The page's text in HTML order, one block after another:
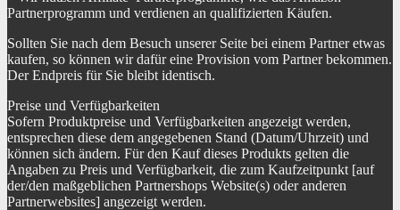
Partnerprogramm und verdienen an qualifizierten Käufen.
Sollten Sie nach dem Besuch unserer Seite bei einem Partner etwas
kaufen, so können wir dafür eine Provision vom Partner bekommen.
Der Endpreis für Sie bleibt identisch.
Preise und Verfügbarkeiten
Sofern Produktpreise und Verfügbarkeiten angezeigt werden,
entsprechen diese dem angegebenen Stand (Datum/Uhrzeit) und
können sich ändern. Für den Kauf dieses Produkts gelten die
Angaben zu Preis und Verfügbarkeit, die zum Kaufzeitpunkt [auf
der/den maßgeblichen Partnershops Website(s) oder anderen
Partnerwebsites] angezeigt werden.